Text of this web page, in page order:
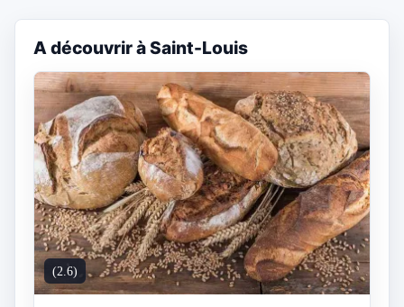
A découvrir à Saint-Louis
(2.6)